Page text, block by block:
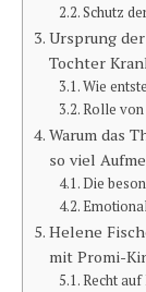
Schutz
Ursprung
Tochter
Wie
Rolle
Warum das
so viel
Die
Helene
mit Promi-
Recht